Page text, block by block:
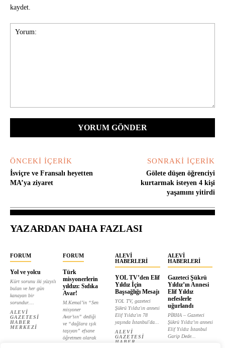
kaydet.
ÖNCEKI İÇERIK
İsviçre ve Fransalı heyetten
MA’ya ziyaret
SONRAKI İÇERIK
Gölete düşen öğrenciyi
kurtarmak isteyen 4 kişi
yaşamını yitirdi
YAZARDAN DAHA FAZLASI
FORUM
Yol ve yolcu
Kürt sorunu iki yüzyılı
bulan ve her gün
kanayan bir
sorundur....
ALEVI
GAZETESI
HABER
MERKEZI
FORUM
Türk
misyonerlerin
yıldızı: Sıdıka
Avar!
M.Kemal’in “Sen
misyoner
Avar’sın” dediği
ve “dağlara ışık
taşıyan” efsane
öğretmen olarak
ALEVI
HABERLERI
YOL TV’den Elif
Yıldız İçin
Başsağlığı Mesajı
YOL TV, gazeteci
Şükrü Yıldız'ın annesi
Elif Yıldız'ın 78
yaşında İstanbul'da...
ALEVI
GAZETESI
HABER
ALEVI
HABERLERI
Gazeteci Şükrü
Yıldız’ın Annesi
Elif Yıldız
nefeslerle
uğurlandı
PİRHA – Gazeteci
Şükrü Yıldız’ın annesi
Elif Yıldız İstanbul
Garip Dede...